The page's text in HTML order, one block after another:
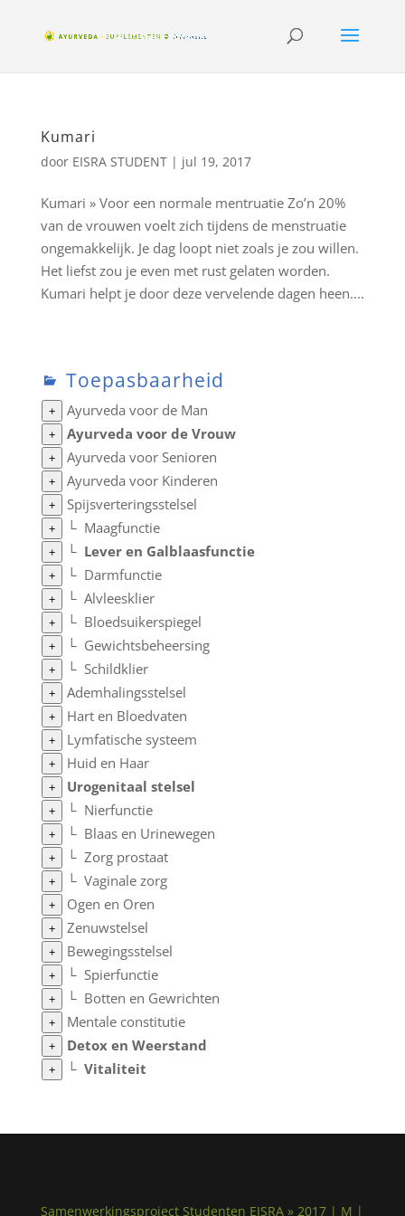
Kumari
door EISRA STUDENT| jul 19, 2017
Kumari » Voor een normale mentruatie Zo’n 20%
van de vrouwen voelt zich tijdens de menstruatie
ongemakkelijk. Je dag loopt niet zoals je zou willen.
Het liefst zou je even met rust gelaten worden.
Kumari helpt je door deze vervelende dagen heen....
Toepasbaarheid
+ Ayurveda voor de Man
+ Ayurveda voor de Vrouw
+ Ayurveda voor Senioren
+ Ayurveda voor Kinderen
+ Spijsverteringsstelsel
+ └ Maagfunctie
+ └ Lever en Galblaasfunctie
+ └ Darmfunctie
+ └ Alvleesklier
+ └ Bloedsuikerspiegel
+ └ Gewichtsbeheersing
+ └ Schildklier
+ Ademhalingsstelsel
+ Hart en Bloedvaten
+ Lymfatische systeem
+ Huid en Haar
+ Urogenitaal stelsel
+ └ Nierfunctie
+ └ Blaas en Urinewegen
+ └ Zorg prostaat
+ └ Vaginale zorg
+ Ogen en Oren
+ Zenuwstelsel
+ Bewegingsstelsel
+ └ Spierfunctie
+ └ Botten en Gewrichten
+ Mentale constitutie
+ Detox en Weerstand
+ └ Vitaliteit
Samenwerkingsproject Studenten EISRA » 2017 | M |